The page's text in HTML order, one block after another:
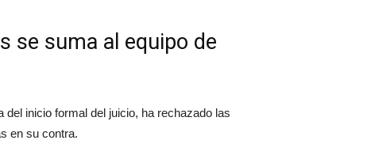
se suma al equipo de
inicio formal del juicio, ha rechazado las
en su contra.